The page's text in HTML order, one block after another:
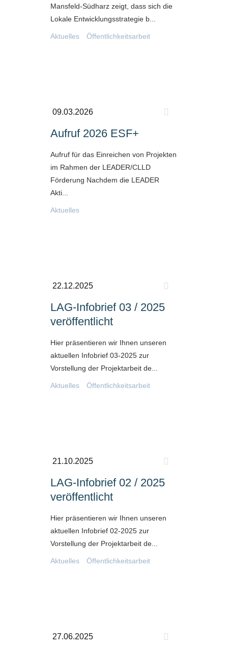
Mansfeld-Südharz zeigt, dass sich die
Lokale Entwicklungsstrategie b...
Aktuelles Öffentlichkeitsarbeit
09.03.2026
Aufruf 2026 ESF+
Aufruf für das Einreichen von Projekten
im Rahmen der LEADER/CLLD
Förderung Nachdem die LEADER
Akti...
Aktuelles
22.12.2025
LAG-Infobrief 03 / 2025
veröffentlicht
Hier präsentieren wir Ihnen unseren
aktuellen Infobrief 03-2025 zur
Vorstellung der Projektarbeit de...
Aktuelles Öffentlichkeitsarbeit
21.10.2025
LAG-Infobrief 02 / 2025
veröffentlicht
Hier präsentieren wir Ihnen unseren
aktuellen Infobrief 02-2025 zur
Vorstellung der Projektarbeit de...
Aktuelles Öffentlichkeitsarbeit
27.06.2025